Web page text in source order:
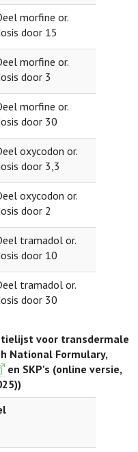
morfine or.
door 15
morfine or.
door 3
morfine or.
door 30
oxycodon or.
door 3,3
oxycodon or.
door 2
tramadol or.
door 10
tramadol or.
door 30
voor transdermale
National Formulary,
en SKP's (online versie,